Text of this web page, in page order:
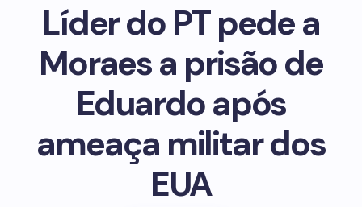
Líder do PT pede a
Moraes a prisão de
Eduardo após
ameaça militar dos
EUA